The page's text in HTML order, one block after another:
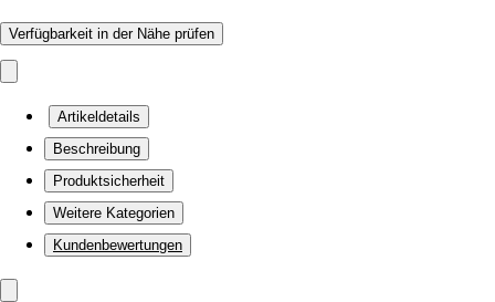
Verfügbarkeit in der Nähe prüfen
Artikeldetails
Beschreibung
Produktsicherheit
Weitere Kategorien
Kundenbewertungen